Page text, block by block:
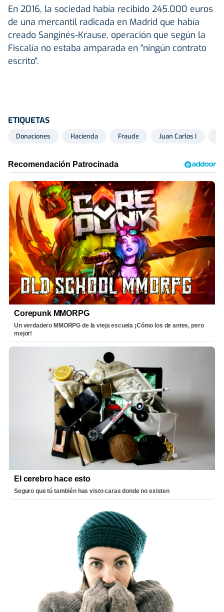
En 2016, la sociedad había recibido 245.000 euros
de una mercantil radicada en Madrid que había
creado Sanginés-Krause, operación que según la
Fiscalía no estaba amparada en "ningún contrato
escrito".
ETIQUETAS
Donaciones Hacienda Fraude Juan Carlos I
Corepunk MMORPG
Un verdadero MMORPG de la vieja escuela ¡Cómo los de antes, pero
mejor!
El cerebro hace esto
Seguro que tú también has visto caras donde no existen